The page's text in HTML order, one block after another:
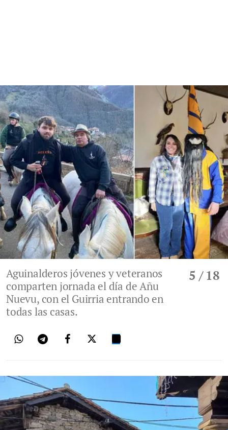
5 / 18
Aguinalderos jóvenes y veteranos
comparten jornada el día de Añu
Nuevu, con el Guirria entrando en
todas las casas.